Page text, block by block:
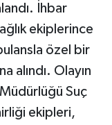
İhbar
ekiplerince
özel bir
alındı. Olayın
Suç
ekipleri,